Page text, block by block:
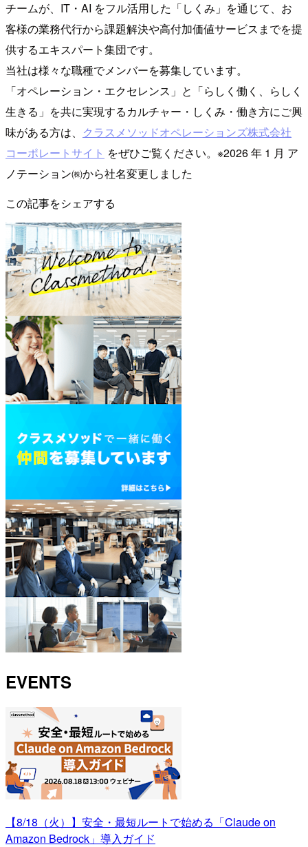
チームが、IT・AI をフル活用した「しくみ」を通じて、お
客様の業務代行から課題解決や高付加価値サービスまでを提
供するエキスパート集団です。
当社は様々な職種でメンバーを募集しています。
「オペレーション・エクセレンス」と「らしく働く、らしく
生きる」を共に実現するカルチャー・しくみ・働き方にご興
味がある方は、 クラスメソッドオペレーションズ株式会社
コーポレートサイト をぜひご覧ください。※2026 年 1 月 ア
ノテーション㈱から社名変更しました
この記事をシェアする
EVENTS
【8/18（火）】安全・最短ルートで始める「Claude on
Amazon Bedrock」導入ガイド